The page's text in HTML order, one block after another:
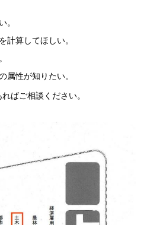
。
計算してほしい。
属性が知りたい。
ばご相談ください。